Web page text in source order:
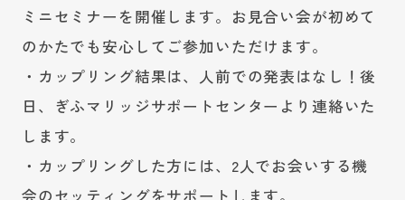
ミニセミナーを開催します。お見合い会が初めて
のかたでも安心してご参加いただけます。
・カップリング結果は、人前での発表はなし！後
日、ぎふマリッジサポートセンターより連絡いた
します。
・カップリングした方には、2人でお会いする機
会のセッティングをサポートします。